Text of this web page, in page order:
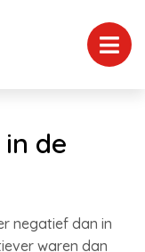
de
negatief dan in
waren dan